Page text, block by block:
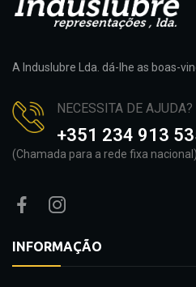
A Induslubre Lda. dá-lhe as boas-
NECESSITA DE AJUDA?
+351 234 913
(Chamada para a rede fixa nacional)
INFORMAÇÃO